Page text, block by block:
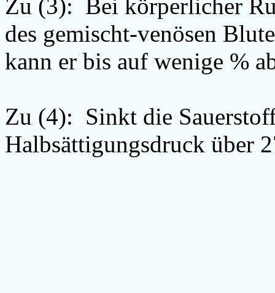
Zu (3): Bei körperlicher
des gemischt-venösen
kann er bis auf wenige %
Zu (4): Sinkt die
Halbsättigungsdruck über